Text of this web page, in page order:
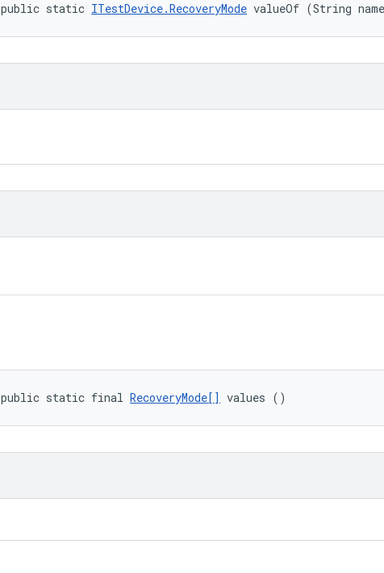
public static ITestDevice.RecoveryMode valueOf (String
public static final RecoveryMode[] values ()